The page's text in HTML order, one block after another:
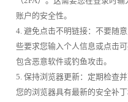
账户的安全性。
4. 避免点击不明链接：不要随
些要求您输入个人信息或点击
包含恶意软件或钓鱼攻击。
5. 保持浏览器更新：定期检查
您的浏览器具有最新的安全补丁